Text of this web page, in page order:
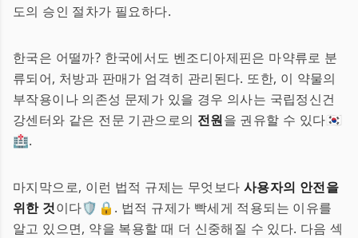
도의 승인 절차가 필요하다.
한국은 어떨까? 한국에서도 벤조디아제핀은 마약류로 분
류되어, 처방과 판매가 엄격히 관리된다. 또한, 이 약물의
부작용이나 의존성 문제가 있을 경우 의사는 국립정신건
강센터와 같은 전문 기관으로의 전원을 권유할 수 있다🇰🇷
🏥.
마지막으로, 이런 법적 규제는 무엇보다 사용자의 안전을
위한 것이다🛡️🔒. 법적 규제가 빡세게 적용되는 이유를
알고 있으면, 약을 복용할 때 더 신중해질 수 있다. 다음 섹